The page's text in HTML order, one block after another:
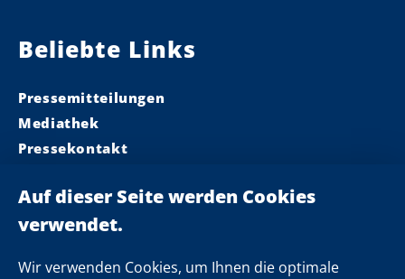
Wir verwenden Cookies, um Ihnen die optimale
Beliebte Links
Pressemitteilungen
Mediathek
Pressekontakt
Landeskabinett
Einsamkeit